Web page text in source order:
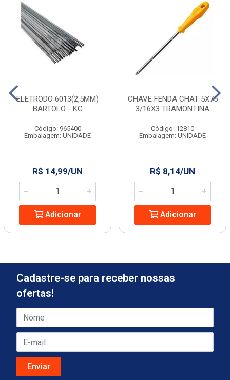
ELETRODO 6013(2,5MM)
BARTOLO - KG
Código: 965400
Embalagem: UNIDADE
R$ 14,99/UN
Adicionar
CHAVE FENDA CHAT 5X75
3/16X3 TRAMONTINA
Código: 12810
Embalagem: UNIDADE
R$ 8,14/UN
Adicionar
Cadastre-se para receber nossas
ofertas!